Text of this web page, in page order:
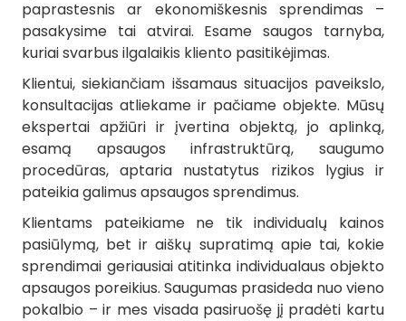
paprastesnis ar ekonomiškesnis sprendimas –
pasakysime tai atvirai. Esame saugos tarnyba,
kuriai svarbus ilgalaikis kliento pasitikėjimas.
Klientui, siekiančiam išsamaus situacijos paveikslo,
konsultacijas atliekame ir pačiame objekte. Mūsų
ekspertai apžiūri ir įvertina objektą, jo aplinką,
esamą apsaugos infrastruktūrą, saugumo
procedūras, aptaria nustatytus rizikos lygius ir
pateikia galimus apsaugos sprendimus.
Klientams pateikiame ne tik individualų kainos
pasiūlymą, bet ir aiškų supratimą apie tai, kokie
sprendimai geriausiai atitinka individualaus objekto
apsaugos poreikius. Saugumas prasideda nuo vieno
pokalbio – ir mes visada pasiruošę jį pradėti kartu